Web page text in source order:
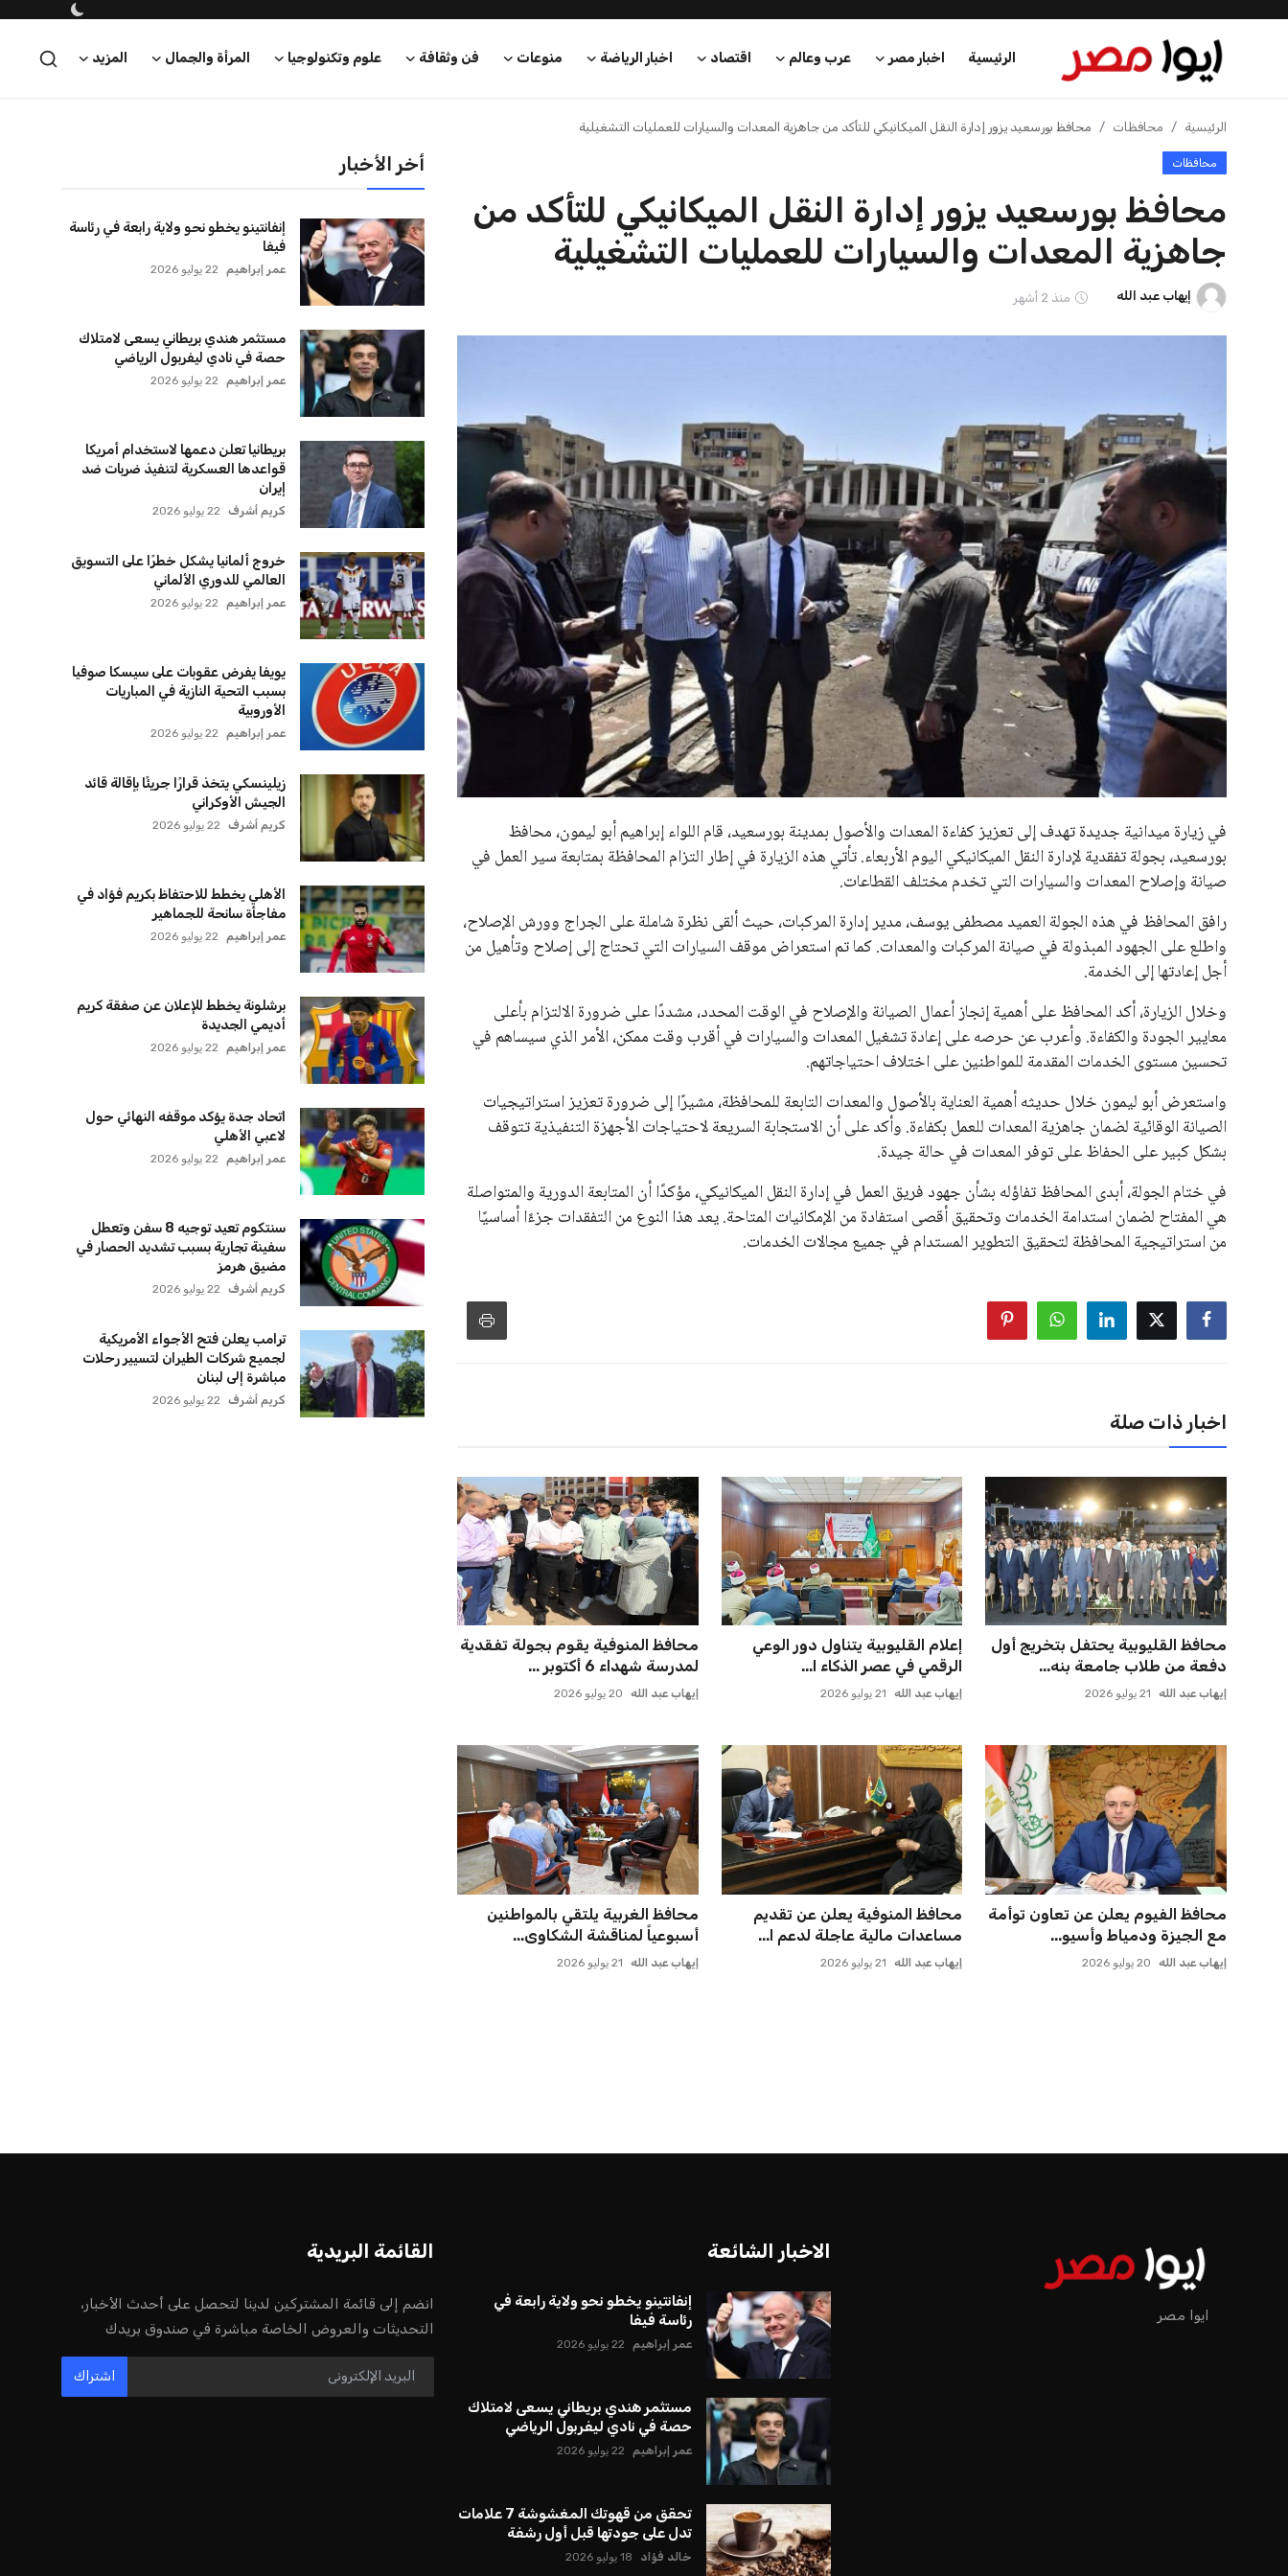
الرئيسية
اخبار مصر
عرب وعالم
اخبار الرياضة
علوم وتكنولوجيا
المرأة والجمال
محافظات
اخبار الرياضة إنفانتينو يخطو نحو ولاية رابعة في رئاسة فيفا
إنفانتينو يخطو نحو ولاية رابعة في رئاسة فيفا
يبدو أن السويسري جياني إنفانتينو في طريقه للاحتفاظ بمنصبه كرئيس للاتحاد الدولي لكرة القدم “فيفا” لفترة رابعة، بعد أن
هذا الدعم الواسع يأتي على الرغم من الانتقادات التي وجهت لإنفانتينو في الآونة الأخيرة. حتى الآن، لم يتقدم أي مرشح منافس
في السباق الانتخابي، ولم تتمكن الأصوات المعارضة من التوصل إلى اسم يوازن موقف إنفانتينو، قبل انتهاء فترة الترشح في
يعتمد إنفانتينو على قاعدة دعم قوية من الاتحادات القارية المختلفة، بما في ذلك الاتحاد الأفريقي والآسيوي، بالإضافة إلى دعم
غالبية اتحادات أمريكا الجنوبية والكونكاكاف. وقد ساهمت مجموعة من القرارات التي اتخذها في زيادة الموارد المالية لهذه
الاتحادات، فضلاً عن رفع عدد الفرق المشاركة في كأس العالم، وإطلاق بطولات دولية جديدة تحت مظلة “فيفا”.
على الجانب الآخر، تتركز المعارضة بشكل ملحوظ داخل القارة الأوروبية، حيث ارتفعت حدة الانتقادات الموجهة إلى إنفانتينو
بسبب التوسع المستمر في البطولات الدولية وأثر ذلك على الجدول الزمني للمسابقات المحلية. وقد دعا رئيس رابطة الدوري
الإسباني، خافيير تيباس، إلى تنحّي إنفانتينو، معتبراً أن سياساته تضر بصناعة كرة القدم وتزيد من ضغوط المباريات.
على الرغم من هذه الانتقادات، تشير التوقعات إلى أن إنفانتينو يمتلك فرصًا كبيرة للفوز بولاية جديدة، خصوصًا في ظل غياب
منافس قوي يتمتع بإجماع داخل الأسرة الكروية الدولية. هذا يعزز من فرص استمراره في قيادة “فيفا” حتى عام 2031.
اخبار ذات صلة
يويفا يفرض عقوبات على سيسكا
صوفيا بسبب التحية النازية ف...
عمر إبراهيم 22 يوليو 2026
برشلونة يخطط للإعلان عن صفقة
كريم أديمي الجديدة
عمر إبراهيم 22 يوليو 2026
مورينيو يتخذ قراراً حاسماً بشأن
مستقبل جونزالو جارسيا ف...
عمر إبراهيم 21 يوليو 2026
حسام حسن يدعو لتكثيف مباريات
الدوري لاكتشاف مواهب جديدة...
عمر إبراهيم 22 يوليو 2026
المغرب الفاسي يعلن عن قرار بديل
بنجديدة ويضع حدًا للجدل
عمر إبراهيم 21 يوليو 2026
صفقة سوبر تعوض ماييلي شالوليلي
وماباسا هدف بيراميدز الر...
عمر إبراهيم 21 يوليو 2026
أخر الأخبار
عمر إبراهيم 22 يوليو 2026
عمر إبراهيم 22 يوليو 2026
بريطانيا تعلن دعمها لاستخدام أمريكا
إيران
كريم أشرف 22 يوليو 2026
عمر إبراهيم 22 يوليو 2026
يويفا يفرض عقوبات على سيسكا صوفيا
الأوروبية
عمر إبراهيم 22 يوليو 2026
كريم أشرف 22 يوليو 2026
عمر إبراهيم 22 يوليو 2026
عمر إبراهيم 22 يوليو 2026
عمر إبراهيم 22 يوليو 2026
سنتكوم تعيد توجيه 8 سفن وتعطل
مضيق هرمز
كريم أشرف 22 يوليو 2026
ترامب يعلن فتح الأجواء الأمريكية
ايوا مصر
الاخبار الشائعة
إنفانتينو يخطو نحو ولاية رابعة في
رئاسة فيفا
عمر إبراهيم 22 يوليو 2026
مستثمر هندي بريطاني يسعى لامتلاك
حصة في نادي ليفربول الرياضي
عمر إبراهيم 22 يوليو 2026
تحقق من قهوتك المغشوشة 7 علامات
تدل على جودتها قبل أول رشفة
خالد فؤاد 18 يوليو 2026
القائمة البريدية
انضم إلى قائمة المشتركين لدينا لتحصل على أحدث الأخبار،
التحديثات والعروض الخاصة مباشرة في صندوق بريدك
اشتراك